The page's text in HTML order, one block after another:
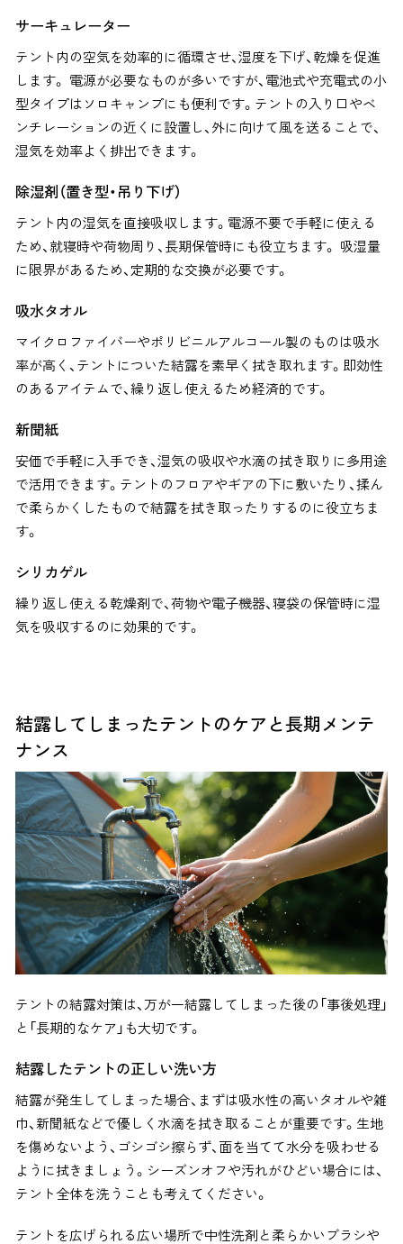
サーキュレーター
テント内の空気を効率的に循環させ、湿度を下げ、乾燥を促進
します。 電源が必要なものが多いですが、電池式や充電式の小
型タイプはソロキャンプにも便利です。テントの入り口やベ
ンチレーションの近くに設置し、外に向けて風を送ることで、
湿気を効率よく排出できます。
除湿剤（置き型・吊り下げ）
テント内の湿気を直接吸収します。電源不要で手軽に使える
ため、就寝時や荷物周り、長期保管時にも役立ちます。 吸湿量
に限界があるため、定期的な交換が必要です。
吸水タオル
マイクロファイバーやポリビニルアルコール製のものは吸水
率が高く、テントについた結露を素早く拭き取れます。即効性
のあるアイテムで、繰り返し使えるため経済的です。
新聞紙
安価で手軽に入手でき、湿気の吸収や水滴の拭き取りに多用途
で活用できます。テントのフロアやギアの下に敷いたり、揉ん
で柔らかくしたもので結露を拭き取ったりするのに役立ちま
す。
シリカゲル
繰り返し使える乾燥剤で、荷物や電子機器、寝袋の保管時に湿
気を吸収するのに効果的です。
結露してしまったテントのケアと長期メンテ
ナンス
テントの結露対策は、万が一結露してしまった後の「事後処理」
と「長期的なケア」も大切です。
結露したテントの正しい洗い方
結露が発生してしまった場合、まずは吸水性の高いタオルや雑
巾、新聞紙などで優しく水滴を拭き取ることが重要です。生地
を傷めないよう、ゴシゴシ擦らず、面を当てて水分を吸わせる
ように拭きましょう。シーズンオフや汚れがひどい場合には、
テント全体を洗うことも考えてください。
テントを広げられる広い場所で中性洗剤と柔らかいブラシや